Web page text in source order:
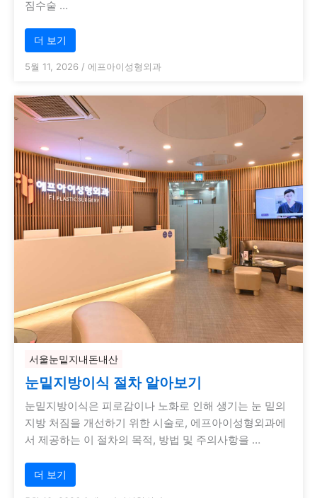
짐수술 …
더 보기
5월 11, 2026 / 에프아이성형외과
서울눈밑지내돈내산
눈밑지방이식 절차 알아보기
눈밑지방이식은 피로감이나 노화로 인해 생기는 눈 밑의
지방 처짐을 개선하기 위한 시술로, 에프아이성형외과에
서 제공하는 이 절차의 목적, 방법 및 주의사항을 …
더 보기